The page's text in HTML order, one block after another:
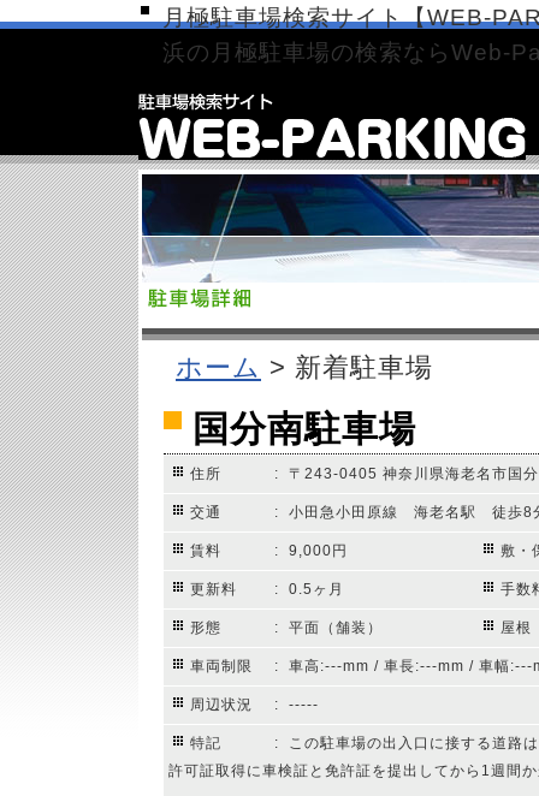
月極駐車場検索サイト【WEB-
浜の月極駐車場の検索ならWeb-
ホーム > 新着駐車場
国分南駐車場
住所 : 〒243-0405 神奈川県海老名市国
交通 : 小田急小田原線 海老名駅 徒歩8
賃料 : 9,000円 敷・
更新料 : 0.5ヶ月 手数
形態 : 平面（舗装） 屋根
車両制限 : 車高:---mm / 車長:---mm / 車幅:---
周辺状況 : -----
特記
: この駐車場の出入口に接する道路
許可証取得に車検証と免許証を提出してから1週間